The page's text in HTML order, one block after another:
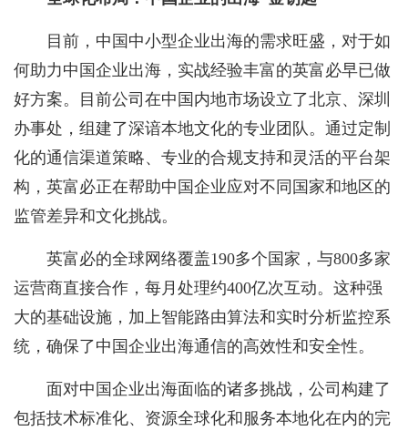
目前，中国中小型企业出海的需求旺盛，对于如
何助力中国企业出海，实战经验丰富的英富必早已做
好方案。目前公司在中国内地市场设立了北京、深圳
办事处，组建了深谙本地文化的专业团队。通过定制
化的通信渠道策略、专业的合规支持和灵活的平台架
构，英富必正在帮助中国企业应对不同国家和地区的
监管差异和文化挑战。
英富必的全球网络覆盖190多个国家，与800多家
运营商直接合作，每月处理约400亿次互动。这种强
大的基础设施，加上智能路由算法和实时分析监控系
统，确保了中国企业出海通信的高效性和安全性。
面对中国企业出海面临的诸多挑战，公司构建了
包括技术标准化、资源全球化和服务本地化在内的完